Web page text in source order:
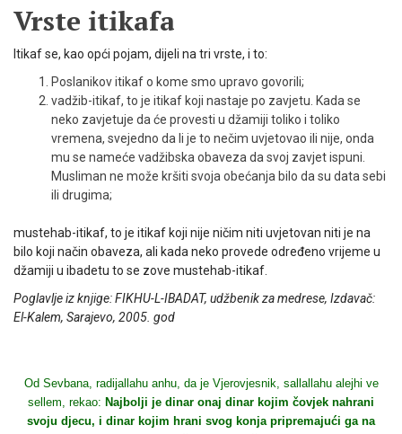
Vrste itikafa
Itikaf se, kao opći pojam, dijeli na tri vrste, i to:
Poslanikov itikaf o kome smo upravo govorili;
vadžib-itikaf, to je itikaf koji nastaje po zavjetu. Kada se
neko zav­jetuje da će provesti u džamiji toliko i toliko
vremena, svejedno da li je to nečim uvjetovao ili nije, onda
mu se nameće vadžibska obaveza da svoj zavjet ispuni.
Musliman ne može kršiti svoja obećanja bilo da su data sebi
ili drugima;
mustehab-itikaf, to je itikaf koji nije ničim niti uvjetovan niti je na
bilo koji način obaveza, ali kada neko provede određeno vrijeme u
džamiji u ibadetu to se zove mustehab-itikaf.
Poglavlje iz knjige: FIKHU-L-IBADAT, udžbenik za medrese, Izdavač:
El-Kalem, Sarajevo, 2005. god
Od Sevbana, radijallahu anhu, da je Vjerovjesnik, sallallahu alejhi ve
sellem, rekao: Najbolji je dinar onaj dinar kojim čovjek nahrani
svoju djecu, i dinar kojim hrani svog konja pripremajući ga na